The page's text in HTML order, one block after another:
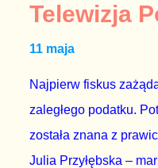
Telewizja
11 maja
Najpierw fiskus
zaległego podatku.
została znana z
Julia Przyłębska –